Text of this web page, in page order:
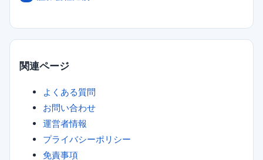
関連ページ
よくある質問
お問い合わせ
運営者情報
プライバシーポリシー
免責事項